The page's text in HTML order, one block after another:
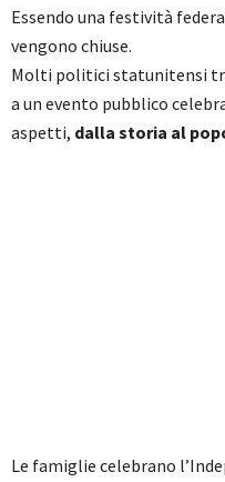
Essendo una festività
vengono chiuse.
Molti politici statunitensi
a un evento pubblico
aspetti, dalla storia al
Le famiglie celebrano